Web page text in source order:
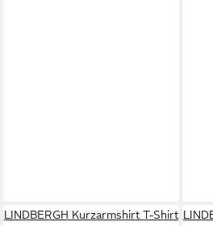
LINDBERGH Kurzarmshirt T-Shirt